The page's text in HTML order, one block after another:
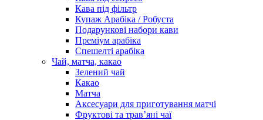
Кава під фільтр
Купаж Арабіка / Робуста
Подарункові набори кави
Преміум арабіка
Спешелті арабіка
Чай, матча, какао
Зелений чай
Какао
Матча
Аксесуари для приготування матчі
Фруктові та трав’яні чаї